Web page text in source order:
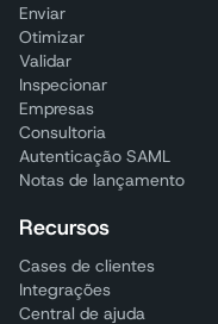
Enviar
Otimizar
Validar
Inspecionar
Empresas
Consultoria
Autenticação SAML
Notas de lançamento
Recursos
Cases de clientes
Integrações
Central de ajuda